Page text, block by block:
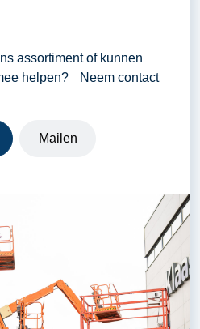
assortiment of kunnen
helpen? Neem contact
Mailen